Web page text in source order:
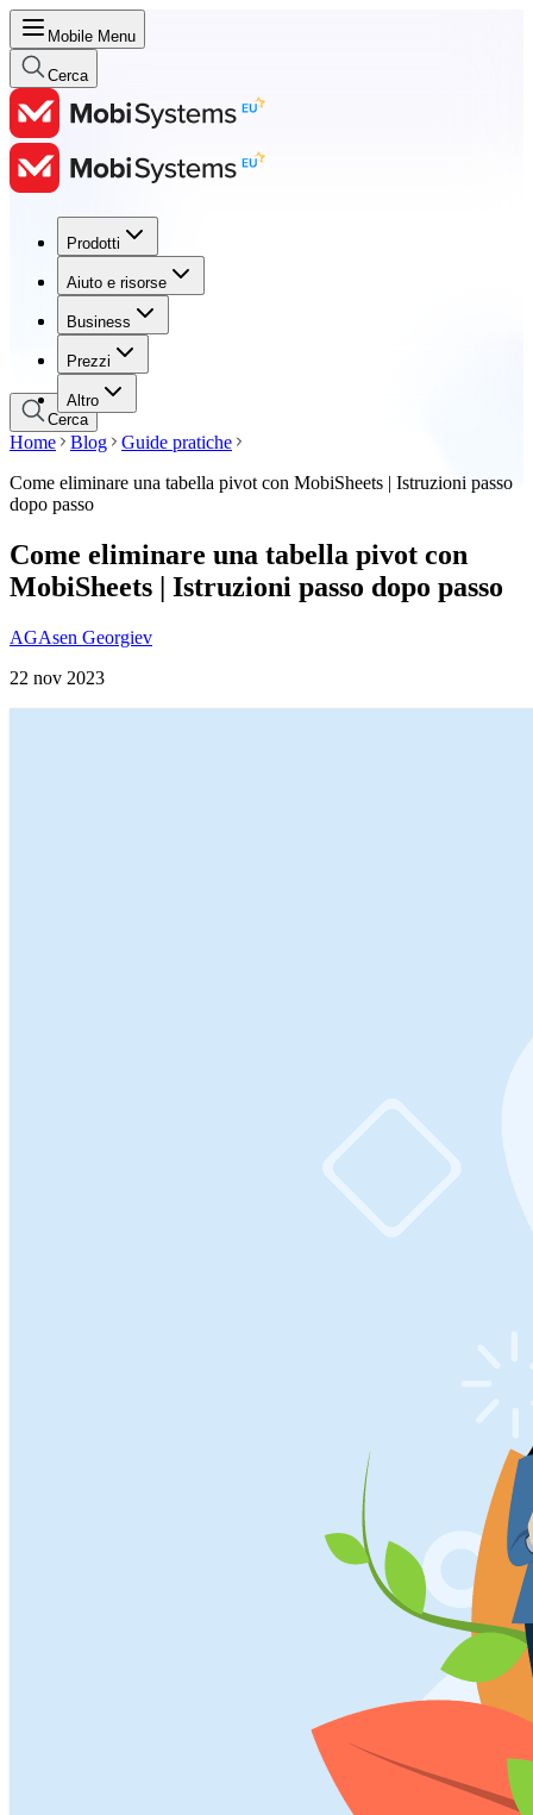
Mobile Menu
Cerca
Prodotti
Aiuto e risorse
Business
Prezzi
Altro
Prodotti
Aiuto e risorse
Business
Prezzi
Cerca
Home Blog
Guide pratiche
Come eliminare una tabella pivot con MobiSheets | Istruzioni passo
dopo passo
Come eliminare una tabella pivot con
MobiSheets | Istruzioni passo dopo passo
AGAsen Georgiev
22 nov 2023